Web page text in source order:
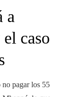
a
caso
pagar los 55